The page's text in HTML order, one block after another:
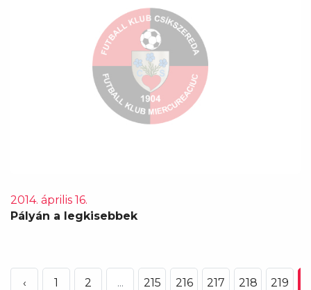
2014. április 16.
Pályán a legkisebbek
‹ 1 2 ... 215 216 217 218 219